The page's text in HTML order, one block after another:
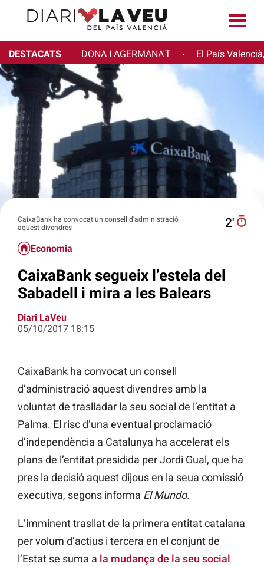
DESTACATS DONA I AGERMANA'T · El País
CaixaBank ha convocat un consell d'administració
aquest divendres
2′
Economia
CaixaBank segueix l’estela del
Sabadell i mira a les Balears
Diari LaVeu
05/10/2017 18:15
CaixaBank ha convocat un consell
d’administració aquest divendres amb la
voluntat de traslladar la seu social de l’entitat a
Palma. El risc d’una eventual proclamació
d’independència a Catalunya ha accelerat els
plans de l’entitat presidida per Jordi Gual, que ha
pres la decisió aquest dijous en la seua comissió
executiva, segons informa El Mundo.
L’imminent trasllat de la primera entitat catalana
per volum d’actius i tercera en el conjunt de
l’Estat se suma a la mudança de la seu social